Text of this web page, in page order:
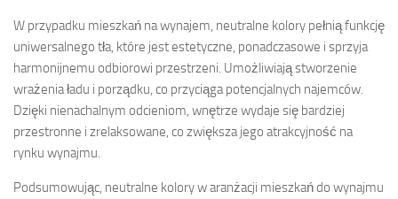
W przypadku mieszkań na wynajem, neutralne kolory pełnią funkcję
uniwersalnego tła, które jest estetyczne, ponadczasowe i sprzyja
harmonijnemu odbiorowi przestrzeni. Umożliwiają stworzenie
wrażenia ładu i porządku, co przyciąga potencjalnych najemców.
Dzięki nienachalnym odcieniom, wnętrze wydaje się bardziej
przestronne i zrelaksowane, co zwiększa jego atrakcyjność na
rynku wynajmu.
Podsumowując, neutralne kolory w aranżacji mieszkań do wynajmu